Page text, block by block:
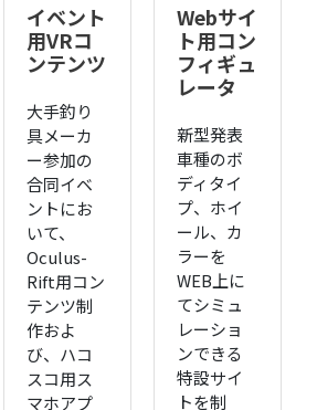
イベント
用VRコ
ンテンツ
大手釣り
具メーカ
ー参加の
合同イベ
ントにお
いて、
Oculus-
Rift用コン
テンツ制
作およ
び、ハコ
スコ用ス
マホアプ
Webサイ
ト用コン
フィギュ
レータ
新型発表
車種のボ
ディタイ
プ、ホイ
ール、カ
ラーを
WEB上に
てシミュ
レーショ
ンできる
特設サイ
トを制